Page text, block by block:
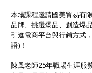
本場課程邀請國美貿易有
品牌、挑選爆品、創造爆
引進電商平台與行銷方式
語)！
陳風老師25年職場生涯服